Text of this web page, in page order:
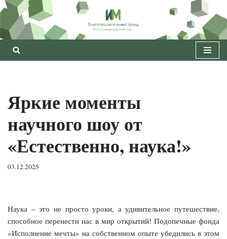
Перейти
к
содержимому
Яркие моменты
научного шоу от
«Естественно, наука!»
03.12.2025
Наука – это не просто уроки, а удивительное путешествие,
способное перенести нас в мир открытий! Подопечные фонда
«Исполнение мечты» на собственном опыте убедились в этом